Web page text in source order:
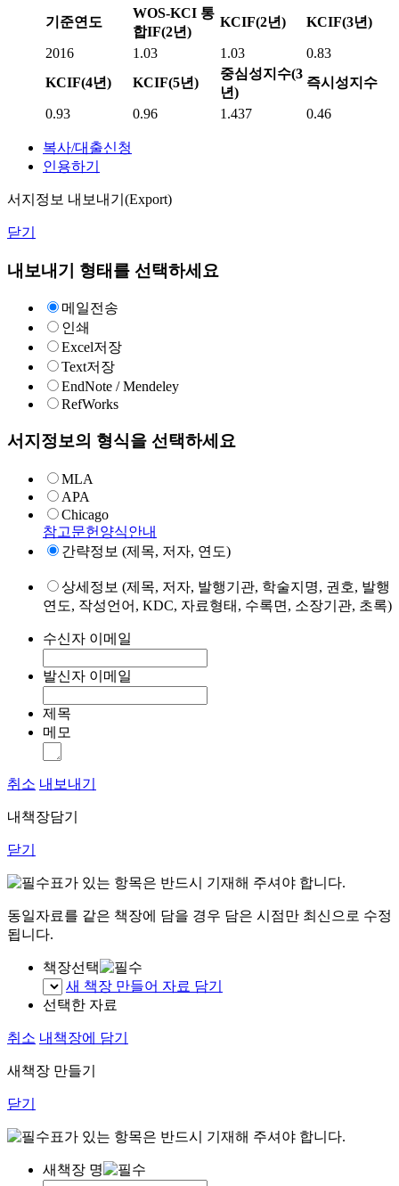
기준연도
WOS-KCI 통
합IF(2년)
KCIF(2년) KCIF(3년)
2016 1.03 1.03
0.83
KCIF(4년)
KCIF(5년)
중심성지수(3
년)
즉시성지수
0.93 0.96 1.437 0.46
복사/대출신청
인용하기
서지정보 내보내기(Export)
닫기
내보내기 형태를 선택하세요
메일전송
인쇄
Excel저장
Text저장
EndNote / Mendeley
RefWorks
서지정보의 형식을 선택하세요
MLA
APA
Chicago
참고문헌양식안내
간략정보 (제목, 저자, 연도)
상세정보 (제목, 저자, 발행기관, 학술지명, 권호, 발행
연도, 작성언어, KDC, 자료형태, 수록면, 소장기관, 초록)
수신자 이메일
발신자 이메일
제목
메모
취소 내보내기
내책장담기
닫기
표가 있는 항목은 반드시 기재해 주셔야 합니다.
동일자료를 같은 책장에 담을 경우 담은 시점만 최신으로 수정
됩니다.
책장선택
새 책장 만들어 자료 담기
선택한 자료
취소 내책장에 담기
새책장 만들기
닫기
표가 있는 항목은 반드시 기재해 주셔야 합니다.
새책장 명